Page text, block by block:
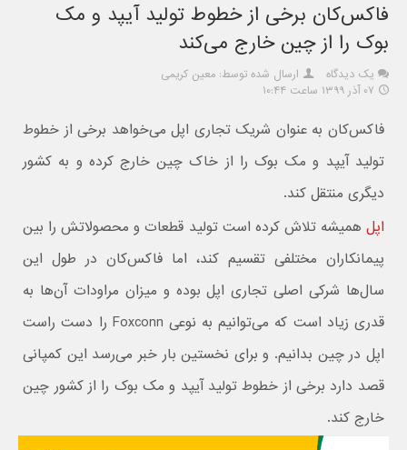
فاکس‌کان برخی از خطوط تولید آیپد و مک
بوک را از چین خارج می‌کند
یک دیدگاه
ارسال شده توسط: معین کریمی
۰۷ آذر ۱۳۹۹ ساعت ۱۰:۴۴
فاکس‌کان به عنوان شریک تجاری اپل می‌خواهد برخی از خطوط
تولید آیپد و مک بوک را از خاک چین خارج کرده و به کشور
دیگری منتقل کند.
اپل همیشه تلاش کرده است تولید قطعات و محصولاتش را بین
پیمانکاران مختلفی تقسیم کند، اما فاکس‌کان در طول این
سال‌ها شرکی اصلی تجاری اپل بوده و میزان مراودات آن‌ها به
قدری زیاد است که می‌توانیم به نوعی Foxconn را دست راست
اپل در چین بدانیم. و برای نخستین بار خبر می‌رسد این کمپانی
قصد دارد برخی از خطوط تولید آیپد و مک بوک را از کشور چین
خارج کند.